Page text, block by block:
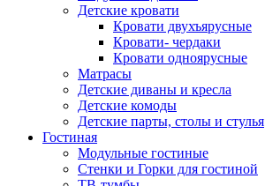
Детские кровати
Кровати двухъярусные
Кровати- чердаки
Кровати одноярусные
Матрасы
Детские диваны и кресла
Детские комоды
Детские парты, столы и стулья
Гостиная
Модульные гостиные
Стенки и Горки для гостиной